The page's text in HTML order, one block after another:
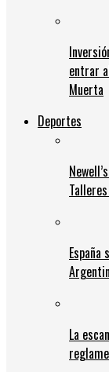
entrar
Muerta
Deportes
La